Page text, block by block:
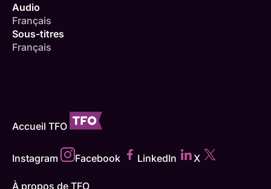
Audio
Français
Sous-titres
Français
Accueil TFO
Instagram Facebook LinkedIn X
À propos de TFO